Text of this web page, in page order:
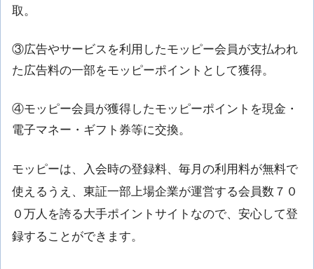
取。
③広告やサービスを利用したモッピー会員が支払われ
た広告料の一部をモッピーポイントとして獲得。
④モッピー会員が獲得したモッピーポイントを現金・
電子マネー・ギフト券等に交換。
モッピーは、入会時の登録料、毎月の利用料が無料で
使えるうえ、東証一部上場企業が運営する会員数７０
０万人を誇る大手ポイントサイトなので、安心して登
録することができます。